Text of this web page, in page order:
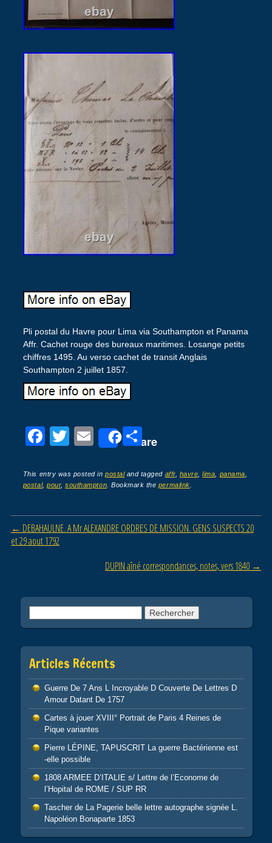
Pli postal du Havre pour Lima via Southampton et Panama
Affr. Cachet rouge des bureaux maritimes. Losange petits
chiffres 1495. Au verso cachet de transit Anglais
Southampton 2 juillet 1857.
F
c
e
b
o
o
T
tt
er
E
ail
Share
P
ta
g
er
This entry was posted inpostaland tagged affr, havre ,lima panama
postal,pour,southampton . Bookmark the permalink
Post navigation
← DEBAHAULNE. A Mr ALEXANDRE ORDRES DE MISSION. GENS SUSPECTS 20
et 29 aout 1792
DUPIN aîné correspondances, notes, vers 1840 →
Articles Récents
Guerre De 7 Ans L Incroyable D Couverte De Lettres D
Amour Datant De 1757
Cartes à jouer XVIII° Portrait de Paris 4 Reines de
Pique variantes
Pierre LÉPINE, TAPUSCRIT La guerre Bactérienne est
-elle possible
1808 ARMEE D’ITALIE s/ Lettre de l’Econome de
l’Hopital de ROME / SUP RR
Tascher de La Pagerie belle lettre autographe signée L.
Napoléon Bonaparte 1853